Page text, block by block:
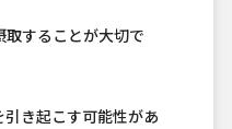
することが大切で
き起こす可能性があ